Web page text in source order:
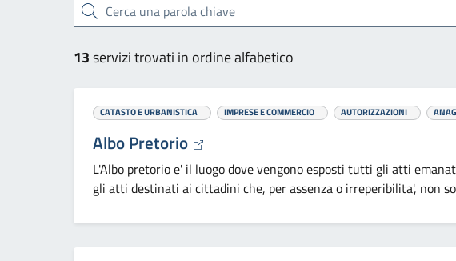
Cerca una parola chiave
13servizi trovati in ordine alfabetico
CATASTO E URBANISTICA IMPRESE E COMMERCIO AUTORIZZAZIONI
Albo Pretorio
L'Albo pretorio e' il luogo dove vengono esposti tutti gli atti
gli atti destinati ai cittadini che, per assenza o irreperibilita', non